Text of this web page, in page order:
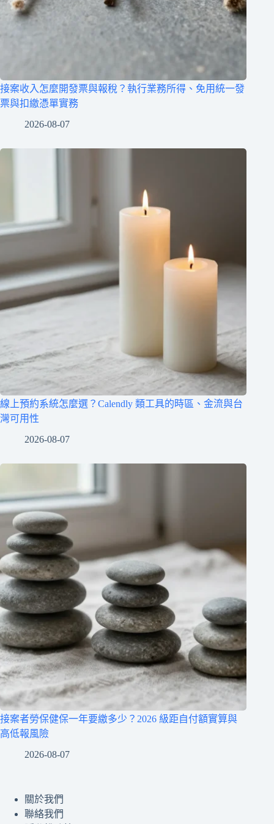
接案收入怎麼開發票與報稅？執行業務所得、免用統一發
票與扣繳憑單實務
2026-08-07
線上預約系統怎麼選？Calendly 類工具的時區、金流與台
灣可用性
2026-08-07
接案者勞保健保一年要繳多少？2026 級距自付額實算與
高低報風險
2026-08-07
關於我們
聯絡我們